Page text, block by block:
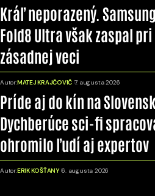
Kráľ neporazený.
Fold8 Ultra však zaspal
zásadnej veci
Autor:MATEJ KRAJČOVIČ 7. augusta 2026
Príde aj do kín na
Dychberúce sci-fi
ohromilo ľudí aj expertov
Autor:ERIK KOŠŤANY 6. augusta 2026